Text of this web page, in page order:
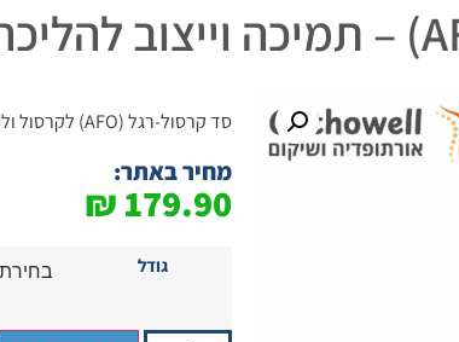
סד קרסול-רגל (AFO) לקרסול ולכף הרגל לשמירה על מנח תקין בזמן הליכה.
מחיר באתר:
179.90
₪
גודל